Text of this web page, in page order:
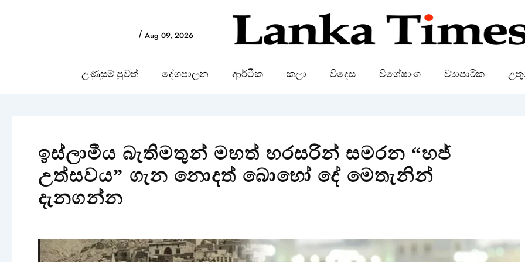
/ Aug 09, 2026
උණුසුම් පුවත් දේශපාලන ආර්ථික කලා විදෙස විශේෂාංග ව්‍යාපාරික
ඉස්ලාමීය බැතිමතුන් මහත් හරසරින් සමරන “හජ්
උත්සවය” ගැන නොදත් බොහෝ දේ මෙතැනින්
දැනගන්න